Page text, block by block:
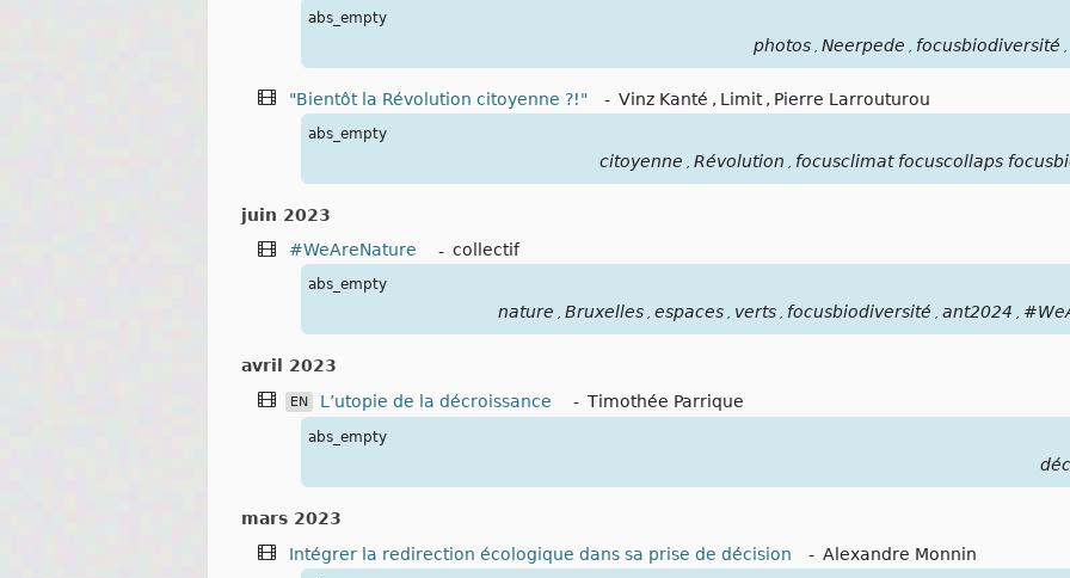
abs_empty
photos Neerpede focusbiodiversité
"Bientôt la Révolution citoyenne ?!" - Vinz Kanté , Limit , Pierre Larrouturou
abs_empty
citoyenne Révolution focusclimat focuscollaps
juin 2023
#WeAreNature
- collectif
abs_empty
nature , Bruxelles , espaces , verts , focusbiodiversité , ant2024 ,
avril 2023
EN L’utopie de la décroissance - Timothée Parrique
abs_empty
mars 2023
Intégrer la redirection écologique dans sa prise de décision
- Alexandre Monnin